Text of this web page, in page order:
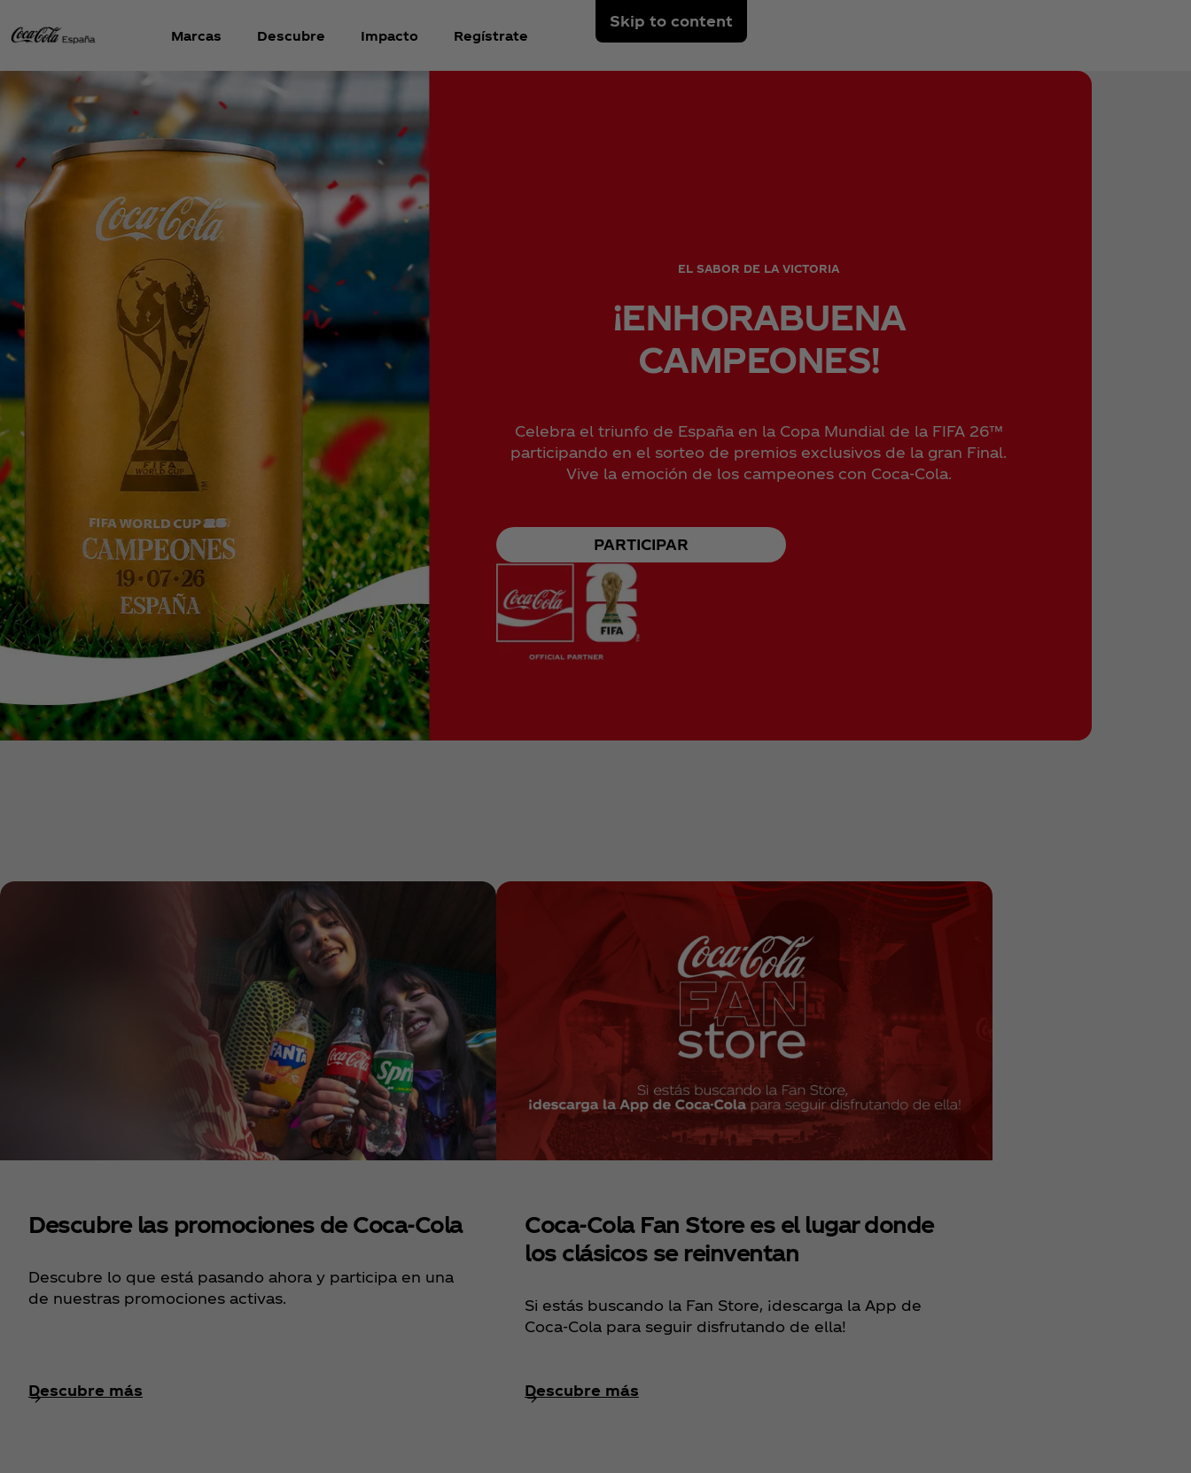
Skip to content
Marcas Descubre Impacto Regístrate
EL SABOR DE LA VICTORIA
¡ENHORABUENA
CAMPEONES!
Celebra el triunfo de España en la Copa Mundial de la FIFA 26™
participando en el sorteo de premios exclusivos de la gran Final.
Vive la emoción de los campeones con Coca‑Cola.
PARTICIPAR
Descubre las promociones de Coca‑Cola
Descubre lo que está pasando ahora y participa en una
de nuestras promociones activas.
Descubre más
Coca‑Cola Fan Store es el lugar donde
los clásicos se reinventan
Si estás buscando la Fan Store, ¡descarga la App de
Coca‑Cola para seguir disfrutando de ella!
Descubre más